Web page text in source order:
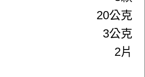
20公克
3公克
2片